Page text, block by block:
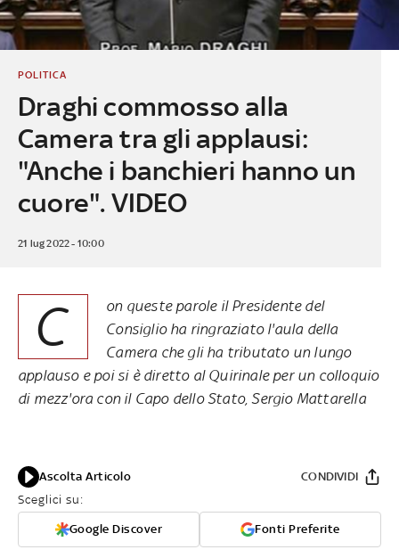
Draghi commosso alla
Camera tra gli applausi:
"Anche i banchieri hanno un
cuore". VIDEO
POLITICA
21 lug 2022 - 10:00
C
on queste parole il Presidente del
Consiglio ha ringraziato l'aula della
Camera che gli ha tributato un lungo
applauso e poi si è diretto al Quirinale per un colloquio
di mezz'ora con il Capo dello Stato, Sergio Mattarella
Ascolta Articolo
Sceglici su:
Google Discover Fonti Preferite
CONDIVIDI